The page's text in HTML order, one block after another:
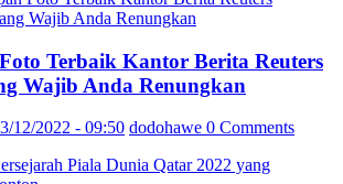
Terbaik Kantor Berita Reuters
Wajib Anda Renungkan
12/2022 - 09:50 dodohawe 0 Comments